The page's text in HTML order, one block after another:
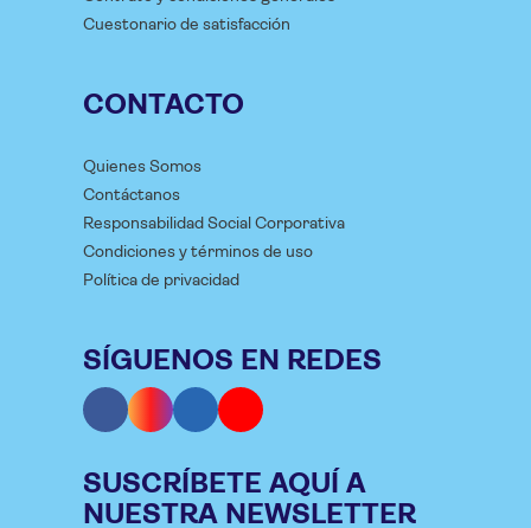
Cuestonario de satisfacción
CONTACTO
Quienes Somos
Contáctanos
Responsabilidad Social Corporativa
Condiciones y términos de uso
Política de privacidad
SÍGUENOS EN REDES
SUSCRÍBETE AQUÍ A
NUESTRA NEWSLETTER